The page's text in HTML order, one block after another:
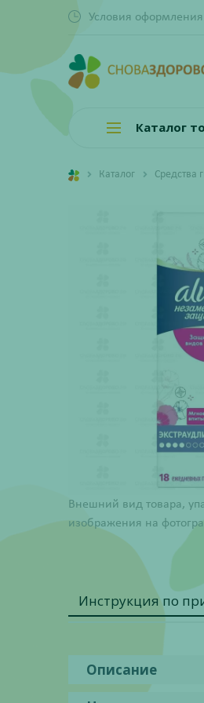
Условия оформления
Каталог
Каталог Средства
Внешний вид товара,
изображения на
Инструкция по
Описание